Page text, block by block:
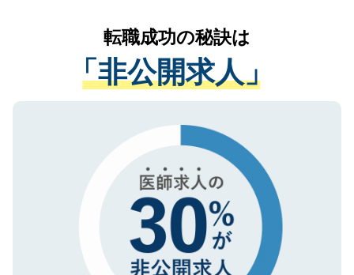
は、個人情報の取り扱いについての厳密な
管理基準を満たした事業者のみに付与され
る、プライバシーマークを取得済みです。
ご登録いただいた個人情報は、SSL（デー
で、機密保持に関してもご安心ください。
かがいして、現在の医療機関の状況や紹介
経験をまじえながら、適切なアドバイスを
させていただきます。すぐにご転職をされ
ない方には、長期的なサポートが可能です
ので、まずはご登録ください。
転職成功の秘訣は
「非公開求人」